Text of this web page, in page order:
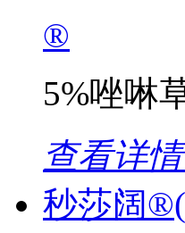
®
5%唑啉
查看详
秒莎阔